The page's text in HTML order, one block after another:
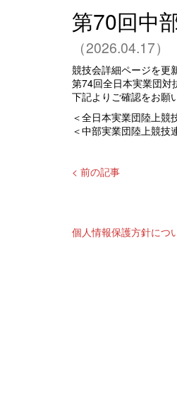
第70回中
（2026.04.17）
競技会詳細ページを更
第74回全日本実業団対
下記よりご確認をお願
＜全日本実業団陸上競
＜中部実業団陸上競技
< 前の記事
個人情報保護方針につ